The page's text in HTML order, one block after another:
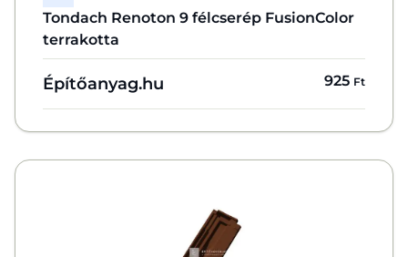
Tondach Renoton 9 félcserép FusionColor
terrakotta
Építőanyag.hu 925 Ft